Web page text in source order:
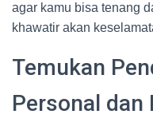
agar kamu bisa tenang
khawatir akan
Temukan
Personal dan